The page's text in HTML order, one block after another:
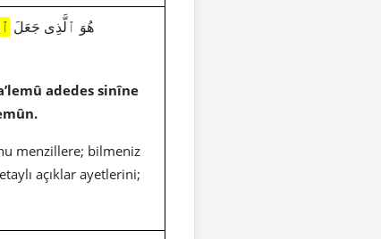
1367|10|5|هُوَ ٱلَّذِى جَعَلَ
adedes sinîne
menzillere; bilmeniz
açıklar ayetlerini;